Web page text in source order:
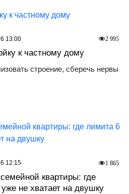
к частному дому
строение, сберечь нервы
2 995
13:00
квартиры: где
не хватает на двушку
1 865
12:15